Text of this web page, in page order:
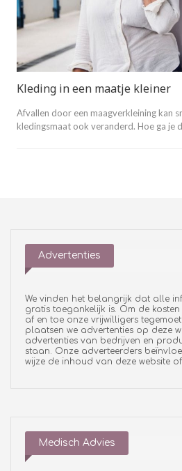
Kleding in een maatje kleiner
Afvallen door een maagverkleining kan
kledingsmaat ook veranderd. Hoe ga je
Advertenties
We vinden het belangrijk dat alle
gratis toegankelijk is. Om de
af en toe onze vrijwilligers
plaatsen we advertenties op deze
advertenties van bedrijven en
staan. Onze adverteerders
wijze de inhoud van deze website
Medisch Advies